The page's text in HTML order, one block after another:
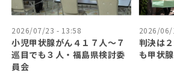
2026/07/23 - 13:58
小児甲状腺がん４１７人〜７
巡目でも３人・福島県検討委
員会
2026/06/
判決は
も甲状